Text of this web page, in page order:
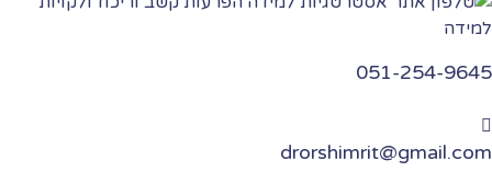
051-254-9645
drorshimrit@gmail.com